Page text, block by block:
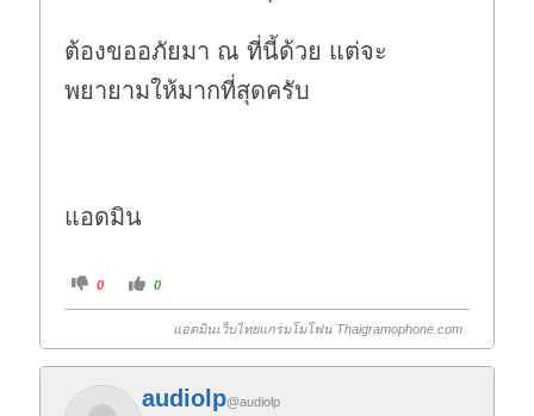
ต้องขออภัยมา ณ ที่นี้ด้วย แต่จะ
พยายามให้มากที่สุดครับ
แอดมิน
C
i
f
t
0
C
i
f
h
0
แอดมินเว็บไทยแกรมโมโฟน Thaigramophone.com
audiolp@audiolp